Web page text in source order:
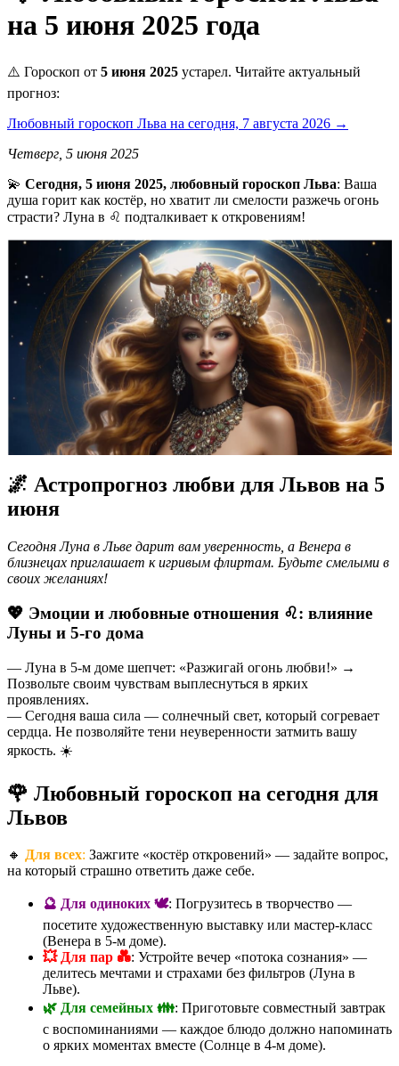
на 5 июня 2025 года
⚠️ Гороскоп от 5 июня 2025 устарел. Читайте актуальный
прогноз:
Любовный гороскоп Льва на сегодня, 7 августа 2026 →
Четверг, 5 июня 2025
💫 Сегодня, 5 июня 2025, любовный гороскоп Льва: Ваша
душа горит как костёр, но хватит ли смелости разжечь огонь
страсти? Луна в ♌️ подталкивает к откровениям!
🌌 Астропрогноз любви для Львов на 5
июня
Сегодня Луна в Льве дарит вам уверенность, а Венера в
близнецах приглашает к игривым флиртам. Будьте смелыми в
своих желаниях!
💖 Эмоции и любовные отношения ♌️: влияние
Луны и 5-го дома
— Луна в 5-м доме шепчет: «Разжигай огонь любви!» →
Позвольте своим чувствам выплеснуться в ярких
проявлениях.
— Сегодня ваша сила — солнечный свет, который согревает
сердца. Не позволяйте тени неуверенности затмить вашу
яркость. ☀️
🌹 Любовный гороскоп на сегодня для
Львов
🔸 Для всех: Зажгите «костёр откровений» — задайте вопрос,
на который страшно ответить даже себе.
🔮 Для одиноких 🕊️: Погрузитесь в творчество —
посетите художественную выставку или мастер-класс
(Венера в 5-м доме).
💥 Для пар 💑: Устройте вечер «потока сознания» —
делитесь мечтами и страхами без фильтров (Луна в
Льве).
🌿 Для семейных 👪: Приготовьте совместный завтрак
с воспоминаниями — каждое блюдо должно напоминать
о ярких моментах вместе (Солнце в 4-м доме).